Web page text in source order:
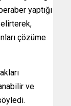
yaptığı
çözüme
ve